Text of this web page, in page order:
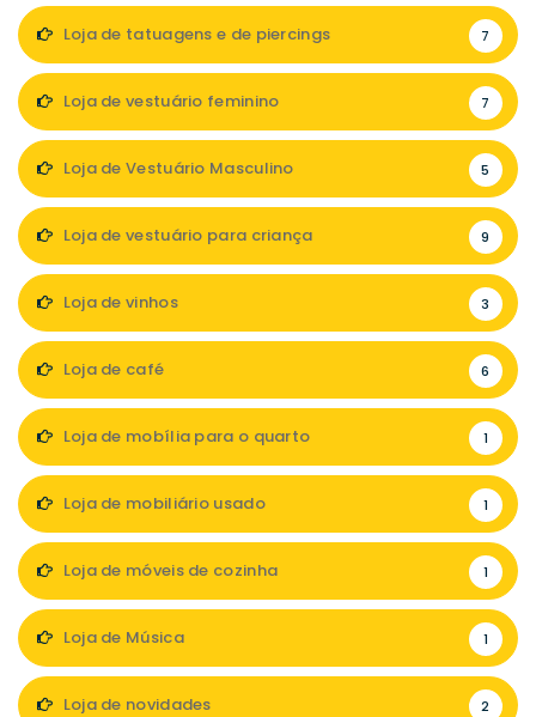
Loja de tatuagens e de piercings 7
Loja de vestuário feminino 7
Loja de Vestuário Masculino 5
Loja de vestuário para criança 9
Loja de vinhos 3
Loja de café 6
Loja de mobília para o quarto 1
Loja de mobiliário usado 1
Loja de móveis de cozinha 1
Loja de Música 1
Loja de novidades 2